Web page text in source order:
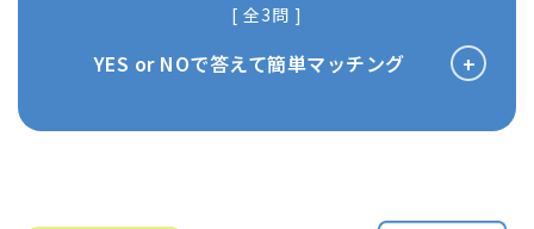
[ 全3問 ]
YES or NOで答えて簡単マッチング +
01